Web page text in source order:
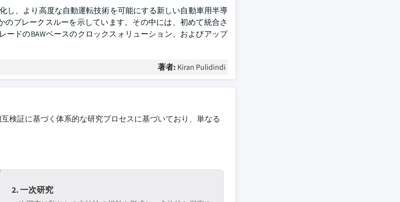
し、より高度な自動運転技術を可能にする新しい自動車用半導
ブレークスルーを示しています。その中には、初めて統合さ
ードのBAWベースのクロックスォリューション、およびアップ
著者: Kiran Pulidindi
検証に基づく体系的な研究プロセスに基づいており、単なる
2. 一次研究